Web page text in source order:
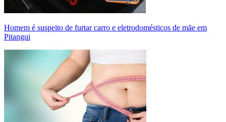
Homem é suspeito de furtar carro e eletrodomésticos de mãe em
Pitangui